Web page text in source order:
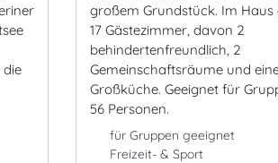
die
großem Grundstück. Im Haus
17 Gästezimmer, davon 2
behindertenfreundlich, 2
Gemeinschaftsräume und
Großküche. Geeignet für
56 Personen.
für Gruppen geeignet
Freizeit- & Sport